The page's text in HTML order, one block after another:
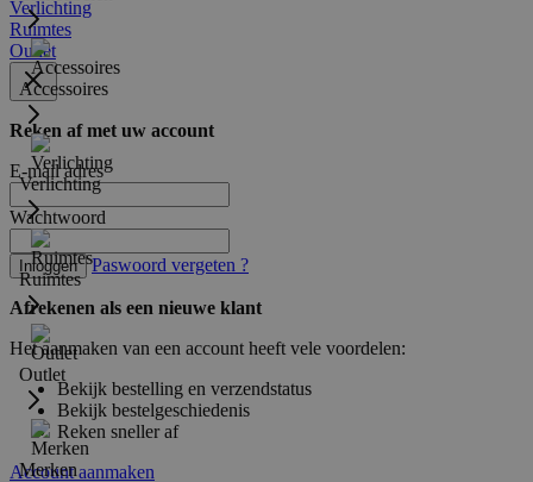
Accessoires
Verlichting
Ruimtes
Outlet
Merken
Verlichting
Ruimtes
Outlet
Reken af met uw account
E-mail adres
Wachtwoord
Inloggen Paswoord vergeten ?
Afrekenen als een nieuwe klant
Het aanmaken van een account heeft vele voordelen:
Bekijk bestelling en verzendstatus
Bekijk bestelgeschiedenis
Reken sneller af
Account aanmaken